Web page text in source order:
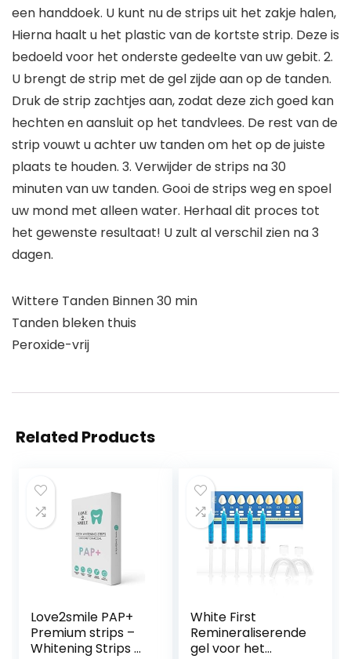
een handdoek. U kunt nu de strips uit het zakje halen,
Hierna haalt u het plastic van de kortste strip. Deze is
bedoeld voor het onderste gedeelte van uw gebit. 2.
U brengt de strip met de gel zijde aan op de tanden.
Druk de strip zachtjes aan, zodat deze zich goed kan
hechten en aansluit op het tandvlees. De rest van de
strip vouwt u achter uw tanden om het op de juiste
plaats te houden. 3. Verwijder de strips na 30
minuten van uw tanden. Gooi de strips weg en spoel
uw mond met alleen water. Herhaal dit proces tot
het gewenste resultaat! U zult al verschil zien na 3
dagen.
Wittere Tanden Binnen 30 min
Tanden bleken thuis
Peroxide-vrij
Related Products
Love2smile PAP+
Premium strips –
Whitening Strips –
White First
Remineraliserende
gel voor het